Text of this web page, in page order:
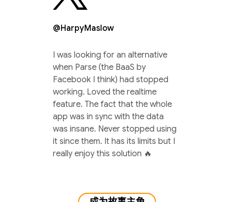
@HarpyMaslow
I was looking for an alternative
when Parse (the BaaS by
Facebook I think) had stopped
working. Loved the realtime
feature. The fact that the whole
app was in sync with the data
was insane. Never stopped using
it since them. It has its limits but I
really enjoy this solution 🔥